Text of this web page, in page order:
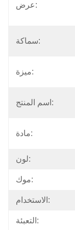
عرض:
سماكة:
ميزة:
اسم المنتج:
مادة:
لون:
موك:
الاستخدام:
التعبئة: